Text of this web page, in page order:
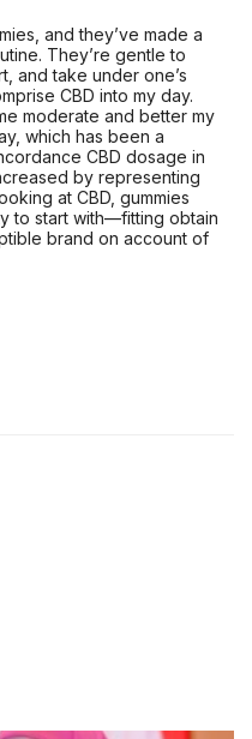
and they’ve made a
They’re gentle to
and take under one’s
CBD into my day.
moderate and better my
which has been a
CBD dosage in
by representing
at CBD, gummies
to start with—fitting obtain
brand on account of